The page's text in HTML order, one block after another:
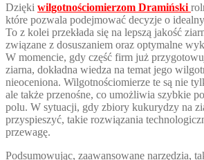
Dzięki wilgotnościomierzom Dramiński
które pozwala podejmować decyzje o
To z kolei przekłada się na lepszą jakość
związane z dosuszaniem oraz optymalne
W momencie, gdy część firm już
ziarna, dokładna wiedza na temat jego
nieoceniona. Wilgotnościomierze te są nie
ale także przenośne, co umożliwia szybkie
polu. W sytuacji, gdy zbiory kukurydzy na
przyspieszyć, takie rozwiązania
przewagę.
Podsumowując, zaawansowane narzędzia,